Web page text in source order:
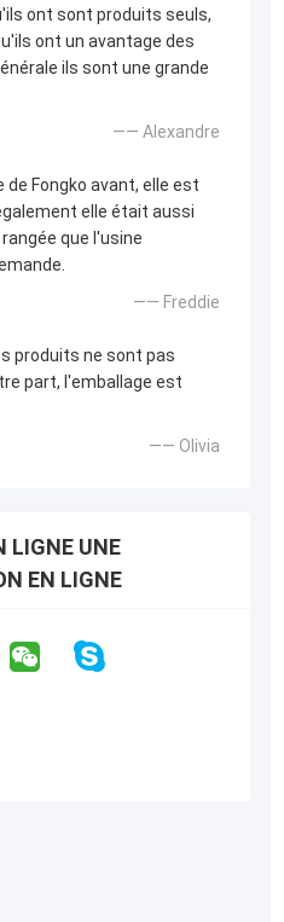
ont sont produits seuls,
ont un avantage des
ils sont une grande
—— Alexandre
de Fongko avant, elle est
elle était aussi
que l'usine
—— Freddie
produits ne sont pas
part, l'emballage est
—— Olivia
LIGNE UNE
EN LIGNE